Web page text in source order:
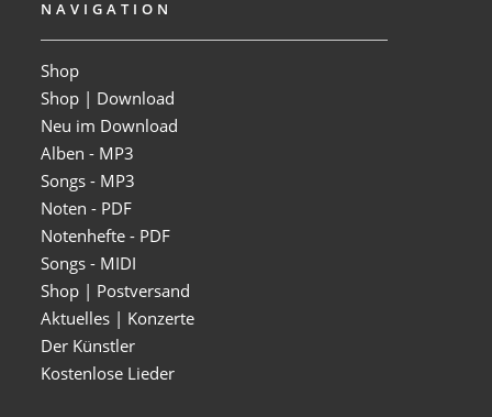
NAVIGATION
Shop
Shop | Download
Neu im Download
Alben - MP3
Songs - MP3
Noten - PDF
Notenhefte - PDF
Songs - MIDI
Shop | Postversand
Aktuelles | Konzerte
Der Künstler
Kostenlose Lieder